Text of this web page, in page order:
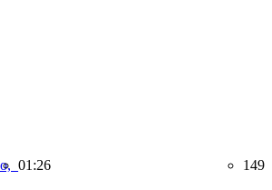
01:26 149